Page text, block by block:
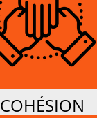
COHÉSION